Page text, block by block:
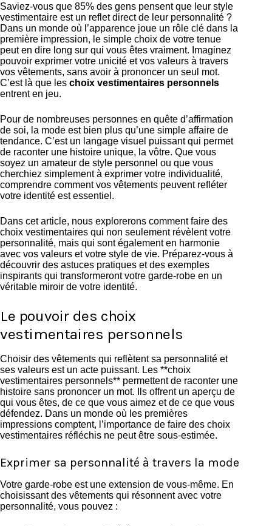
Saviez-vous que 85% des gens pensent que leur style
vestimentaire est un reflet direct de leur personnalité ?
Dans un monde où l’apparence joue un rôle clé dans la
première impression, le simple choix de votre tenue
peut en dire long sur qui vous êtes vraiment. Imaginez
pouvoir exprimer votre unicité et vos valeurs à travers
vos vêtements, sans avoir à prononcer un seul mot.
C’est là que les choix vestimentaires personnels
entrent en jeu.
Pour de nombreuses personnes en quête d’affirmation
de soi, la mode est bien plus qu’une simple affaire de
tendance. C’est un langage visuel puissant qui permet
de raconter une histoire unique, la vôtre. Que vous
soyez un amateur de style personnel ou que vous
cherchiez simplement à exprimer votre individualité,
comprendre comment vos vêtements peuvent refléter
votre identité est essentiel.
Dans cet article, nous explorerons comment faire des
choix vestimentaires qui non seulement révèlent votre
personnalité, mais qui sont également en harmonie
avec vos valeurs et votre style de vie. Préparez-vous à
découvrir des astuces pratiques et des exemples
inspirants qui transformeront votre garde-robe en un
véritable miroir de votre identité.
Le pouvoir des choix
vestimentaires personnels
Choisir des vêtements qui reflètent sa personnalité et
ses valeurs est un acte puissant. Les **choix
vestimentaires personnels** permettent de raconter une
histoire sans prononcer un mot. Ils offrent un aperçu de
qui vous êtes, de ce que vous aimez et de ce que vous
défendez. Dans un monde où les premières
impressions comptent, l’importance de faire des choix
vestimentaires réfléchis ne peut être sous-estimée.
Exprimer sa personnalité à travers la mode
Votre garde-robe est une extension de vous-même. En
choisissant des vêtements qui résonnent avec votre
personnalité, vous pouvez :